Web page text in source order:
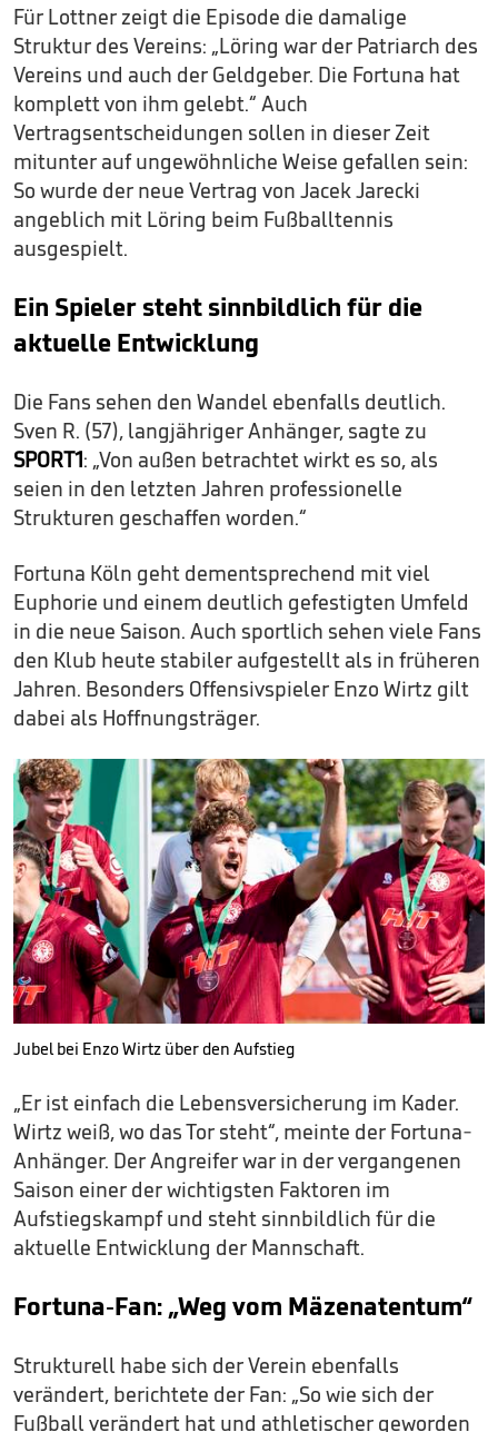
Für Lottner zeigt die Episode die damalige
Struktur des Vereins: „Löring war der Patriarch des
Vereins und auch der Geldgeber. Die Fortuna hat
komplett von ihm gelebt.“ Auch
Vertragsentscheidungen sollen in dieser Zeit
mitunter auf ungewöhnliche Weise gefallen sein:
So wurde der neue Vertrag von Jacek Jarecki
angeblich mit Löring beim Fußballtennis
ausgespielt.
Ein Spieler steht sinnbildlich für die
aktuelle Entwicklung
Die Fans sehen den Wandel ebenfalls deutlich.
Sven R. (57), langjähriger Anhänger, sagte zu
SPORT1: „Von außen betrachtet wirkt es so, als
seien in den letzten Jahren professionelle
Strukturen geschaffen worden.“
Fortuna Köln geht dementsprechend mit viel
Euphorie und einem deutlich gefestigten Umfeld
in die neue Saison. Auch sportlich sehen viele Fans
den Klub heute stabiler aufgestellt als in früheren
Jahren. Besonders Offensivspieler Enzo Wirtz gilt
dabei als Hoffnungsträger.
Jubel bei Enzo Wirtz über den Aufstieg
„Er ist einfach die Lebensversicherung im Kader.
Wirtz weiß, wo das Tor steht“, meinte der Fortuna-
Anhänger. Der Angreifer war in der vergangenen
Saison einer der wichtigsten Faktoren im
Aufstiegskampf und steht sinnbildlich für die
aktuelle Entwicklung der Mannschaft.
Fortuna-Fan: „Weg vom Mäzenatentum“
Strukturell habe sich der Verein ebenfalls
verändert, berichtete der Fan: „So wie sich der
Fußball verändert hat und athletischer geworden